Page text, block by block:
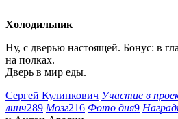
Холодильник
Ну, с дверью настоящей. Бонус: в
на полках.
Дверь в мир еды.
Сергей Кулинкович Участие в
линч289 Мозг216 Фото дня9